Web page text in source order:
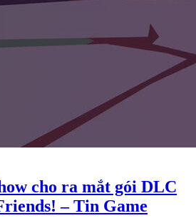
cho ra mắt gói DLC
– Tin Game